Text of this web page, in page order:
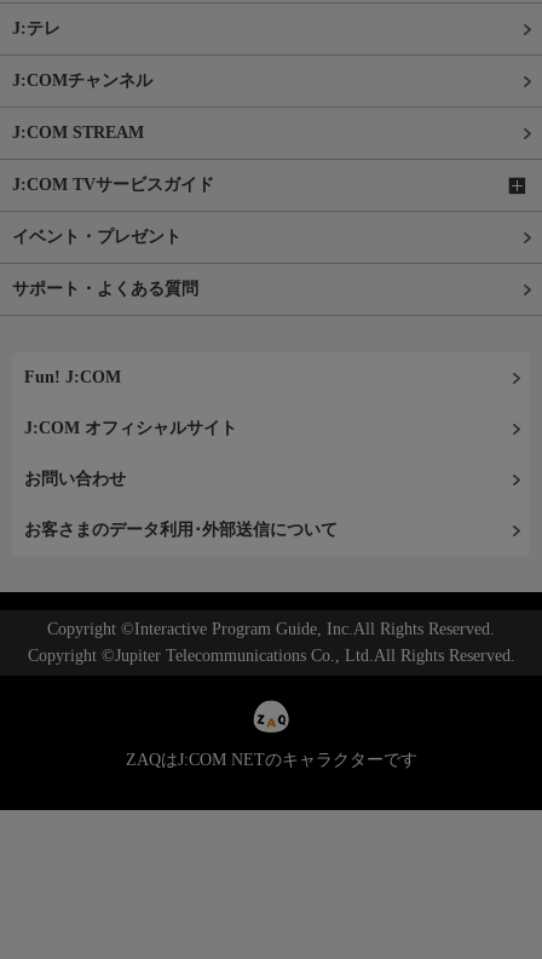
J:テレ
J:COMチャンネル
J:COM STREAM
J:COM TVサービスガイド
イベント・プレゼント
サポート・よくある質問
Fun! J:COM
J:COM オフィシャルサイト
お問い合わせ
お客さまのデータ利用･外部送信について
Copyright ©Interactive Program Guide, Inc.All Rights Reserved.
Copyright ©Jupiter Telecommunications Co., Ltd.All Rights Reserved.
ZAQはJ:COM NETのキャラクターです